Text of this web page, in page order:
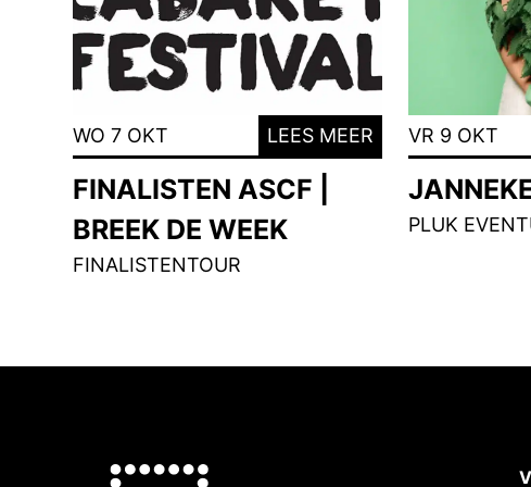
WO 7 OKT LEES MEER
FINALISTEN ASCF |
BREEK DE WEEK
FINALISTENTOUR
VR 9 OKT
PLUK